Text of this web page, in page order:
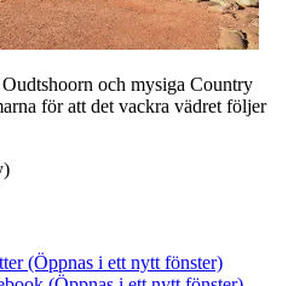
och mysiga Country
för att det vackra vädret följer
(Öppnas i ett nytt fönster)